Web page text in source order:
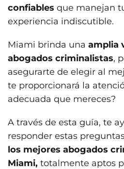
confiables que manejan
experiencia indiscutible.
Miami brinda una amplia
abogados criminalistas,
asegurarte de elegir al
te proporcionará la
adecuada que mereces?
A través de esta guía, te
responder estas
los mejores abogados
Miami, totalmente aptos